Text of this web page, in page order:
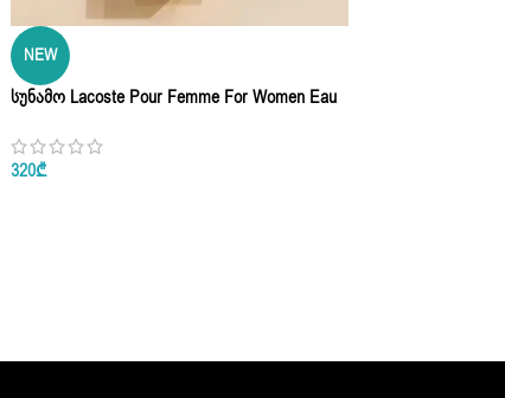
NEW
Სუნამო Lacoste Pour Femme For Women Eau
320₾